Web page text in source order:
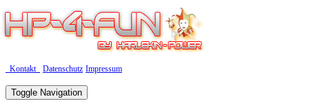
Kontakt Datenschutz Impressum
Toggle Navigation